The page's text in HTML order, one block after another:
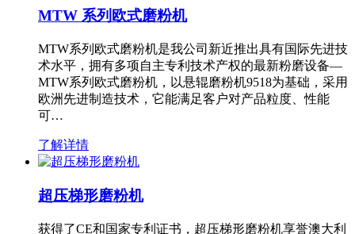
MTW 系列欧式磨粉机
MTW系列欧式磨粉机是我公司新近推出具有国际先进技
术水平，拥有多项自主专利技术产权的最新粉磨设备—
MTW系列欧式磨粉机，以悬辊磨粉机9518为基础，采用
欧洲先进制造技术，它能满足客户对产品粒度、性能
可…
了解详情
超压梯形磨粉机
获得了CE和国家专利证书，超压梯形磨粉机享誉澳大利